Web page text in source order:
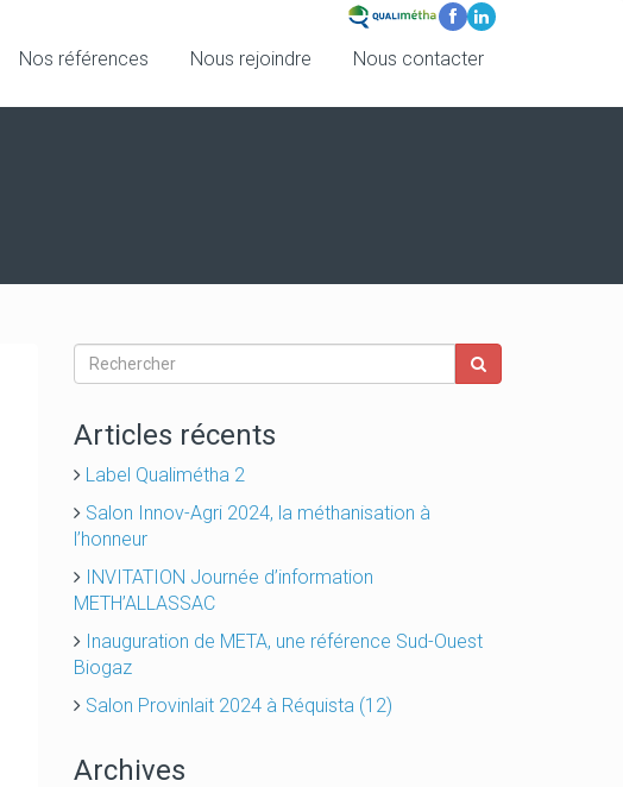
Nos références Nous rejoindre Nous contacter
Articles récents
Label Qualimétha 2
Salon Innov-Agri 2024, la méthanisation à
l’honneur
INVITATION Journée d’information
METH’ALLASSAC
Inauguration de META, une référence Sud-Ouest
Biogaz
Salon Provinlait 2024 à Réquista (12)
Archives